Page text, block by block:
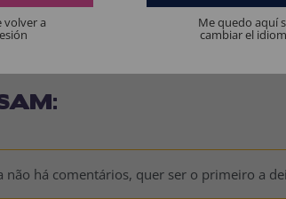
Manter longe do fogo.
não há comentários, quer ser o primeiro a
volver a Me quedo aquí
cambiar el